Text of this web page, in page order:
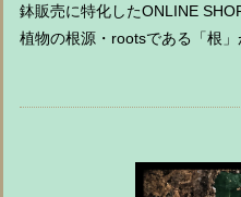
鉢販売に特化したONLINE SHOP
植物の根源・rootsである「根」